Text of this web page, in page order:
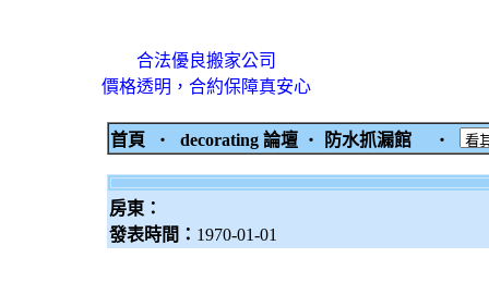
合法優良搬家公司
價格透明，合約保障真安心
首頁 ‧ decorating 論壇 ‧ 防水抓漏館 ‧
房東：
發表時間： 1970-01-01